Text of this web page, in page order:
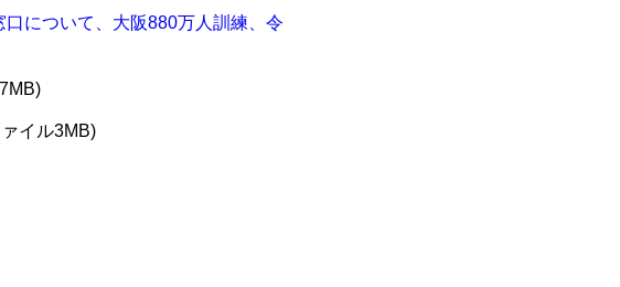
について、大阪880万人訓練、令
ァイル3MB)